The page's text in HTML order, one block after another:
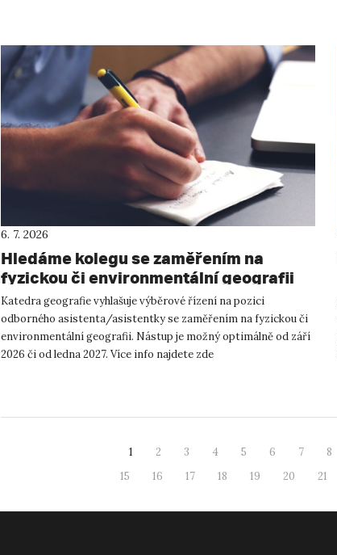
6. 7. 2026
Hledáme kolegu se zaměřením na
fyzickou či environmentální geografii
Katedra geografie vyhlašuje výběrové řízení na pozici
odborného asistenta/asistentky se zaměřením na fyzickou či
environmentální geografii. Nástup je možný optimálně od září
2026 či od ledna 2027. Více info najdete zde
1 2 3 4 5 6 7 8
15
16 17 18 19 20 21